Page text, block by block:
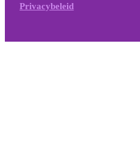
Privacybeleid